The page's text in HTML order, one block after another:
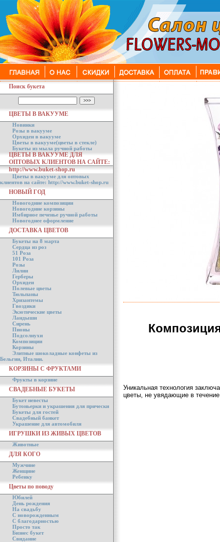
Поиск букета
ЦВЕТЫ В ВАКУУМЕ
Новинки
Розы в вакууме
Орхидеи в вакууме
Цветы в вакууме(цветы в стекле)
Букеты из мыла ручной работы
ЦВЕТЫ В ВАКУУМЕ ДЛЯ
ОПТОВЫХ КЛИЕНТОВ НА САЙТЕ:
http://www.buket-shop.ru
Цветы в вакууме для оптовых
клиентов на сайте: http://www.buket-shop.ru
НОВЫЙ ГОД
Новогодние композиции
Новогодние корзины
Имбирное печенье ручной работы
Новогоднее оформление
ДОСТАВКА ЦВЕТОВ
Букеты на 8 марта
Сердца из роз
51 Роза
101 Роза
Розы
Лилии
Герберы
Орхидеи
Полевые цветы
Тюльпаны
Хризантемы
Гвоздики
Экзотические цветы
Ландыши
Сирень
Пионы
Подсолнухи
Композиции
Корзины
Элитные шоколадные конфеты из
Бельгии, Италии.
КОРЗИНЫ С ФРУКТАМИ
Фрукты в корзине
СВАДЕБНЫЕ БУКЕТЫ
Букет невесты
Бутоньерки и украшения для прически
Букеты для гостей
Свадебный банкет
Украшение для автомобиля
ИГРУШКИ ИЗ ЖИВЫХ ЦВЕТОВ
Животные
ДЛЯ КОГО
Мужчине
Женщине
Ребенку
Цветы по поводу
Юбилей
День рождения
На свадьбу
С новорожденным
С благодарностью
Просто так
Бизнес букет
Свидание
Уникальная технология
цветы, не увядающие в